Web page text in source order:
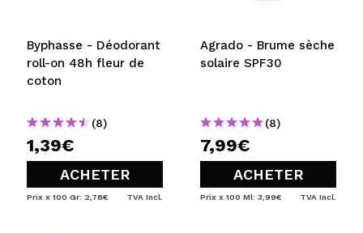
Byphasse - Déodorant
roll-on 48h fleur de
coton
(8)
1,39€
ACHETER
Prix x 100 Gr: 2,78€ TVA Incl.
Agrado - Brume sèche
solaire SPF30
(8)
7,99€
ACHETER
Prix x 100 Ml: 3,99€ TVA Incl.